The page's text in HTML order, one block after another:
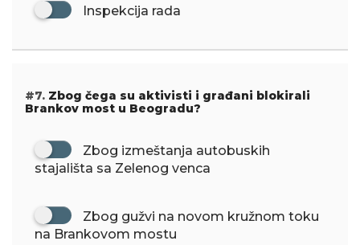
Inspekcija rada
#7. Zbog čega su aktivisti i građani blokirali
Brankov most u Beogradu?
Zbog izmeštanja autobuskih
stajališta sa Zelenog venca
Zbog gužvi na novom kružnom toku
na Brankovom mostu